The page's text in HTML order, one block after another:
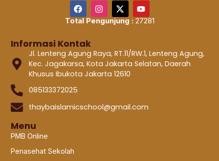
Total Pengunjung :27281
Informasi Kontak
Jl. Lenteng Agung Raya, RT.11/RW.1, Lenteng Agung,
Kec. Jagakarsa, Kota Jakarta Selatan, Daerah
Khusus Ibukota Jakarta 12610
085133372025
thaybaislamicschool@gmail.com
Menu
PMB Online
Penasehat Sekolah